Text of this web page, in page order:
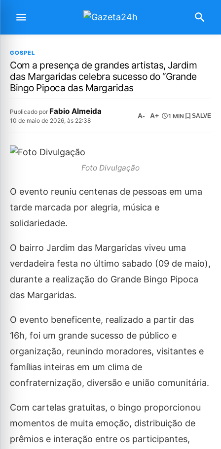
GOSPEL
Com a presença de grandes artistas, Jardim
das Margaridas celebra sucesso do “Grande
Bingo Pipoca das Margaridas
Publicado por Fabio Almeida
10 de maio de 2026, às 22:38
A- A+ 1 MIN SALVE
Foto Divulgação
O evento reuniu centenas de pessoas em uma
tarde marcada por alegria, música e
solidariedade.
O bairro Jardim das Margaridas viveu uma
verdadeira festa no último sabado (09 de maio),
durante a realização do Grande Bingo Pipoca
das Margaridas.
O evento beneficente, realizado a partir das
16h, foi um grande sucesso de público e
organização, reunindo moradores, visitantes e
famílias inteiras em um clima de
confraternização, diversão e união comunitária.
Com cartelas gratuitas, o bingo proporcionou
momentos de muita emoção, distribuição de
prêmios e interação entre os participantes,